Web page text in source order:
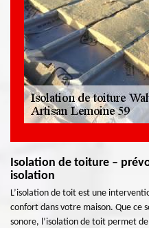
Isolation de toiture –
isolation
L’isolation de toit est une
confort dans votre maison. Que ce
sonore, l’isolation de toit permet